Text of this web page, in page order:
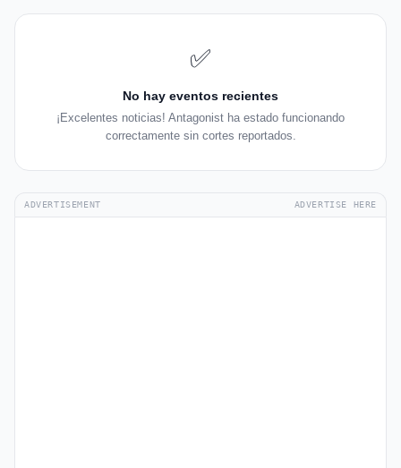
✅
No hay eventos recientes
¡Excelentes noticias! Antagonist ha estado funcionando
correctamente sin cortes reportados.
ADVERTISEMENT ADVERTISE HERE